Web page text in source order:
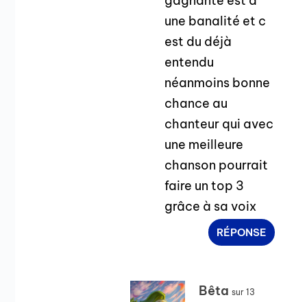
une banalité et c
est du déjà
entendu
néanmoins bonne
chance au
chanteur qui avec
une meilleure
chanson pourrait
faire un top 3
grâce à sa voix
RÉPONSE
Bêta sur 13